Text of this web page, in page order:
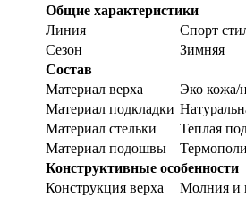
Общие характеристики
Линия
Спорт
Сезон
Зимняя
Состав
Материал верха
Эко кожа/
Материал подкладки
Материал стельки
Теплая
Материал подошвы
Конструктивные особенности
Конструкция верха
Молния и